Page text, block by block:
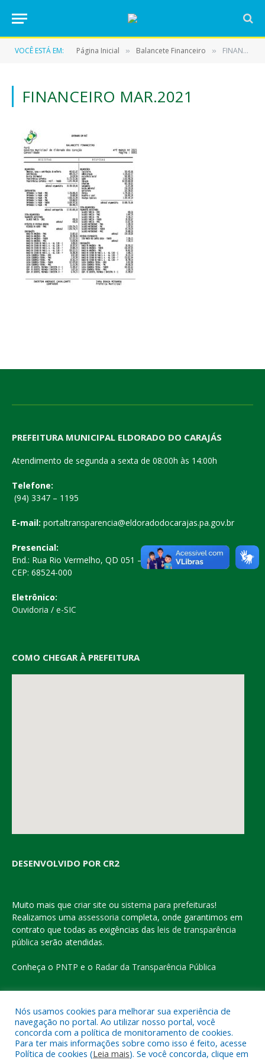
VOCÊ ESTÁ EM: Página Inicial » Balancete Financeiro » FINANCEIRO MAR.2021
FINANCEIRO MAR.2021
PREFEITURA MUNICIPAL ELDORADO DO CARAJÁS
Atendimento de segunda a sexta de 08:00h às 14:00h
Telefone:
(94) 3347 – 1195
E-mail: portaltransparencia@eldoradodocarajas.pa.gov.br
Presencial:
End.: Rua Rio Vermelho, QD 051 – Centro
CEP: 68524-000
Eletrônico:
Ouvidoria / e-SIC
COMO CHEGAR À PREFEITURA
DESENVOLVIDO POR CR2
Muito mais que criar site ou sistema para prefeituras!
Realizamos uma assessoria completa, onde garantimos em
contrato que todas as exigências das leis de transparência
pública serão atendidas.
Conheça o PNTP e o Radar da Transparência Pública
Todos os direitos reservados a Prefeitura Municipal de Eldorado
do Carajás
Nós usamos cookies para melhorar sua experiência de
navegação no portal. Ao utilizar nosso portal, você
concorda com a política de monitoramento de cookies.
Para ter mais informações sobre como isso é feito, acesse
Política de cookies (Leia mais). Se você concorda, clique em